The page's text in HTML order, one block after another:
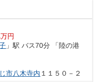
万円
」駅 バス70分 「陸の港
市八木寺内 １１５０－２